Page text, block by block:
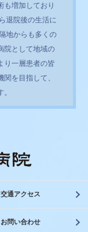
も増加しており
退院後の生活に
地からも多くの
院として地域の
り一層患者の皆
を目指して、
交通アクセス
お問い合わせ